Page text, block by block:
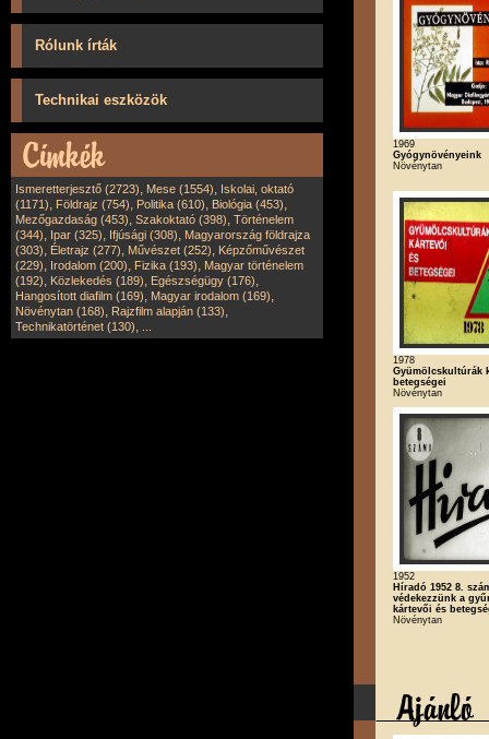
Rólunk írták
Technikai eszközök
Ismeretterjesztő (2723), Mese (1554), Iskolai, oktató
(1171), Földrajz (754), Politika (610), Biológia (453),
Mezőgazdaság (453), Szakoktató (398), Történelem
(344), Ipar (325), Ifjúsági (308), Magyarország földrajza
(303), Életrajz (277), Művészet (252), Képzőművészet
(229), Irodalom (200), Fizika (193), Magyar történelem
(192), Közlekedés (189), Egészségügy (176),
Hangosított diafilm (169), Magyar irodalom (169),
Növénytan (168), Rajzfilm alapján (133),
Technikatörténet (130),
1969
Gyógynövényeink
Növénytan
1978
Gyümölcskultúrák
betegségei
Növénytan
1952
Híradó 1952 8.
védekezzünk a
kártevői és
Növénytan